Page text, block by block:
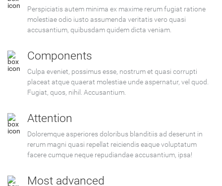
Perspiciatis autem minima ex maxime rerum fugiat ratione
molestiae odio iusto assumenda veritatis vero quasi
accusantium, quibusdam quidem dicta veniam.
Components
Culpa eveniet, possimus esse, nostrum et quasi corrupti
placeat atque quaerat molestiae unde aspernatur, vel quod.
Fugiat, quos, nihil. Accusantium.
Attention
Doloremque asperiores doloribus blanditiis ad deserunt in
rerum magni quasi repellat reiciendis eaque voluptatum
facere cumque neque repudiandae accusantium, ipsa!
Most advanced